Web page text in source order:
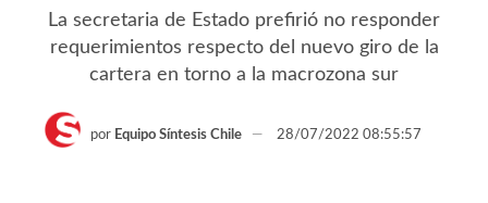
La secretaria de Estado prefirió no responder
requerimientos respecto del nuevo giro de la
cartera en torno a la macrozona sur
por Equipo Síntesis Chile 28/07/2022 08:55:57